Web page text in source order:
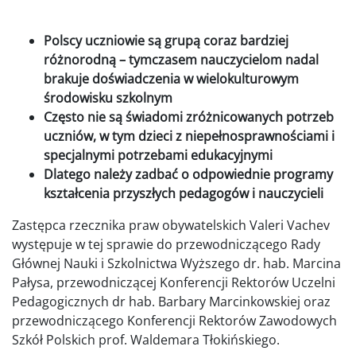
Polscy uczniowie są grupą coraz bardziej
różnorodną – tymczasem nauczycielom nadal
brakuje doświadczenia w wielokulturowym
środowisku szkolnym
Często nie są świadomi zróżnicowanych potrzeb
uczniów, w tym dzieci z niepełnosprawnościami i
specjalnymi potrzebami edukacyjnymi
Dlatego należy zadbać o odpowiednie programy
kształcenia przyszłych pedagogów i nauczycieli
Zastępca rzecznika praw obywatelskich Valeri Vachev
występuje w tej sprawie do przewodniczącego Rady
Głównej Nauki i Szkolnictwa Wyższego dr. hab. Marcina
Pałysa, przewodniczącej Konferencji Rektorów Uczelni
Pedagogicznych dr hab. Barbary Marcinkowskiej oraz
przewodniczącego Konferencji Rektorów Zawodowych
Szkół Polskich prof. Waldemara Tłokińskiego.